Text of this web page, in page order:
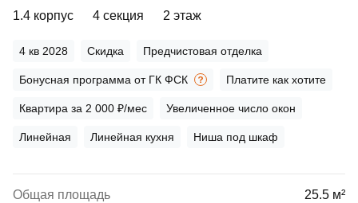
1.4 корпус 4 секция 2 этаж
4 кв 2028 Скидка Предчистовая отделка
Бонусная программа от ГК ФСК Платите как хотите
Квартира за 2 000 ₽/мес Увеличенное число окон
Линейная Линейная кухня Ниша под шкаф
Общая площадь 25.5 м²